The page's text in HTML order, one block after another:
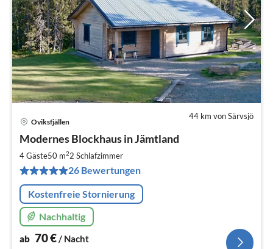
44 km von Särvsjö
Oviksfjällen
Modernes Blockhaus in Jämtland
4 Gäste50 m22 Schlafzimmer
26 Bewertungen
Kostenfreie Stornierung
Nachhaltig
ab 70€/ Nacht